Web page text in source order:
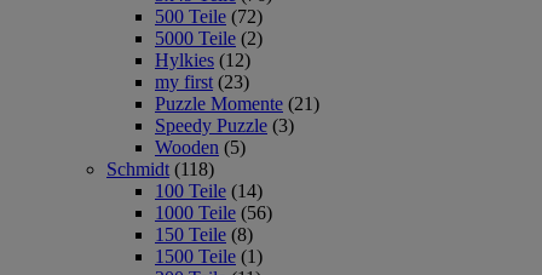
500 Teile (72)
5000 Teile (2)
Hylkies (12)
my first (23)
Puzzle Momente (21)
Speedy Puzzle (3)
Wooden (5)
Schmidt (118)
100 Teile (14)
1000 Teile (56)
150 Teile (8)
1500 Teile (1)